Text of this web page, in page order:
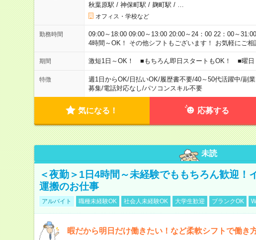
秋葉原駅 / 神保町駅 / 麹町駅 /
オフィス・学校など
勤務時間
09:00～18:00 09:00～13:00 20:00～24：00 22：00～
4時間～OK！ その他シフトもございます！ お気軽にご相
期間 激短1日～OK！ ■もちろん即日スタートもOK！ ■曜日
特徴 週1日からOK/日払いOK/履歴書不要/40～50代活躍中/副
募集/電話対応なし/パソコンスキル不要
気になる！ 応募する
未読
＜夜勤＞1日4時間～未経験でももちろん歓迎！
運搬のお仕事
アルバイト 職種未経験OK 社会人未経験OK 大学生歓迎 ブランクOK
暇だから明日だけ働きたい！など柔軟シフトで働き